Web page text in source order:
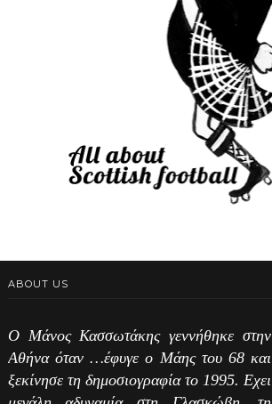
ABOUT US
Ο Μάνος Κασσωτάκης γεννήθηκε στην
Αθήνα όταν …έφυγε ο Μάης του 68 και
ξεκίνησε τη δημοσιογραφία το 1995. Εχει